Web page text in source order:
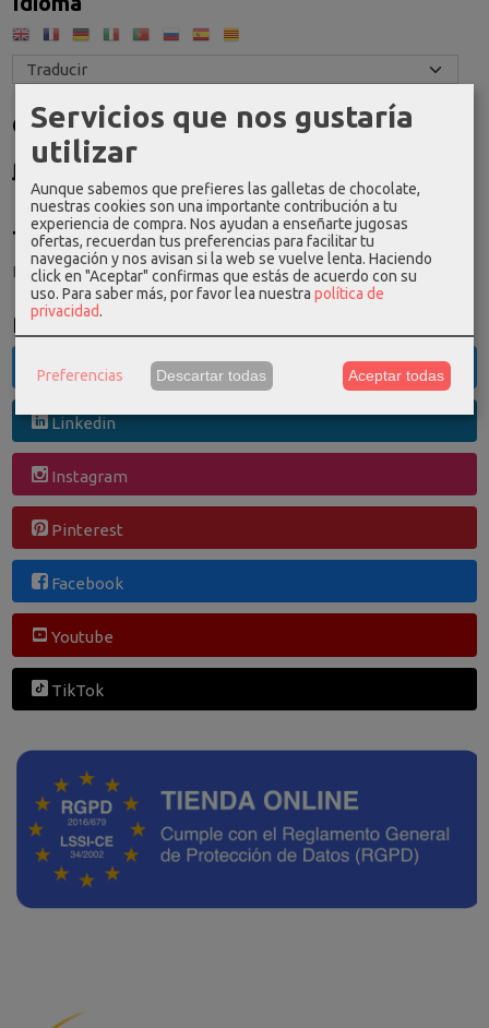
Costes de Envío
GRATIS *
Consultar Destinos
Tu Carrito (0)
El carrito de la compra está vacío
Redes Sociales
Twitter
Linkedin
Instagram
Pinterest
Facebook
Youtube
TikTok
Servicios que nos gustaría
utilizar
Aunque sabemos que prefieres las galletas de chocolate,
nuestras cookies son una importante contribución a tu
experiencia de compra. Nos ayudan a enseñarte jugosas
ofertas, recuerdan tus preferencias para facilitar tu
navegación y nos avisan si la web se vuelve lenta. Haciendo
click en "Aceptar" confirmas que estás de acuerdo con su
uso. Para saber más, por favor lea nuestra política de
privacidad.
Preferencias Descartar todas Aceptar todas